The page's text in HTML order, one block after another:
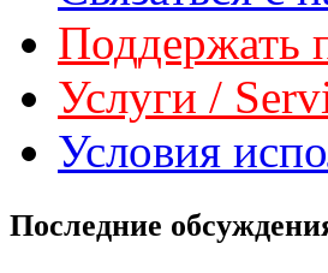
Поддержать
Услуги /
Условия
Последние